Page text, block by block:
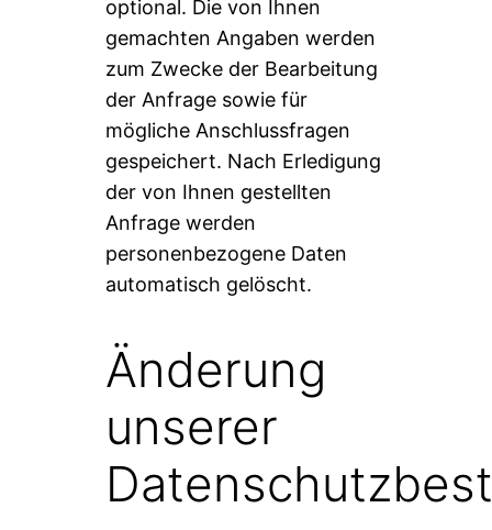
optional. Die von Ihnen
gemachten Angaben werden
zum Zwecke der Bearbeitung
der Anfrage sowie für
mögliche Anschlussfragen
gespeichert. Nach Erledigung
der von Ihnen gestellten
Anfrage werden
personenbezogene Daten
automatisch gelöscht.
Änderung
unserer